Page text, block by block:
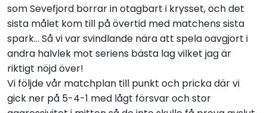
som Sevefjord borrar in otagbart i krysset, och det
sista målet kom till på övertid med matchens sista
spark… Så vi var svindlande nära att spela oavgjort i
andra halvlek mot seriens bästa lag vilket jag är
riktigt nöjd över!
Vi följde vår matchplan till punkt och pricka där vi
gick ner på 5-4-1 med lågt försvar och stor